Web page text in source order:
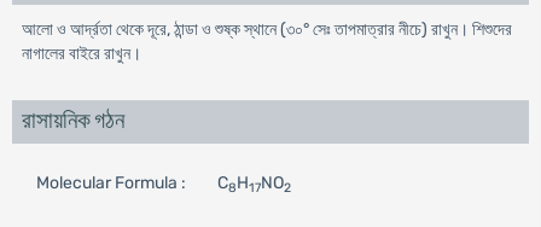
আলো ও আর্দ্রতা থেকে দূরে, ঠান্ডা ও শুষ্ক স্থানে (৩০° সেঃ তাপমাত্রার নীচে) রাখুন। শিশুদের
নাগালের বাইরে রাখুন।
রাসায়নিক গঠন
Molecular Formula : C8H17NO2